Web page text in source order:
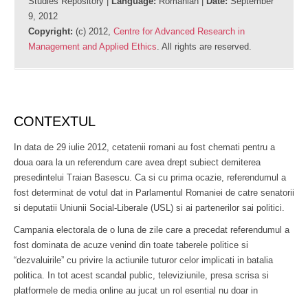
9, 2012
Copyright: (c) 2012, Centre for Advanced Research in
Management and Applied Ethics. All rights are reserved.
CONTEXTUL
In data de 29 iulie 2012, cetatenii romani au fost chemati pentru a
doua oara la un referendum care avea drept subiect demiterea
presedintelui Traian Basescu. Ca si cu prima ocazie, referendumul a
fost determinat de votul dat in Parlamentul Romaniei de catre senatorii
si deputatii Uniunii Social-Liberale (USL) si ai partenerilor sai politici.
Campania electorala de o luna de zile care a precedat referendumul a
fost dominata de acuze venind din toate taberele politice si
“dezvaluirile” cu privire la actiunile tuturor celor implicati in batalia
politica. In tot acest scandal public, televiziunile, presa scrisa si
platformele de media online au jucat un rol esential nu doar in